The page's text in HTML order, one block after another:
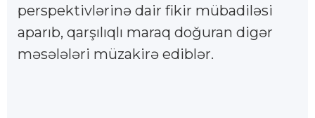
perspektivlərinə dair fikir mübadiləsi
aparıb, qarşılıqlı maraq doğuran digər
məsələləri müzakirə ediblər.